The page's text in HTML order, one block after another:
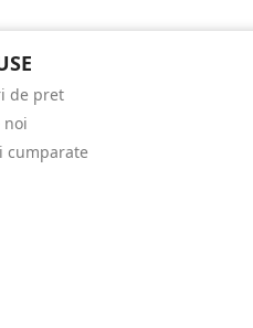
de pret
noi
cumparate